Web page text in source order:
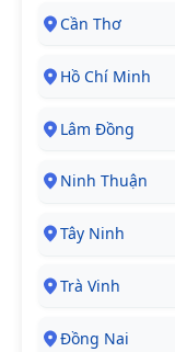
Cần Thơ
Hồ Chí Minh
Lâm Đồng
Ninh Thuận
Tây Ninh
Trà Vinh
Đồng Nai